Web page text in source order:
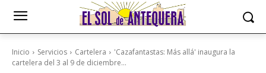
Inicio Servicios Cartelera
'Cazafantastas: Más allá' inaugura la
cartelera del 3 al 9 de diciembre...